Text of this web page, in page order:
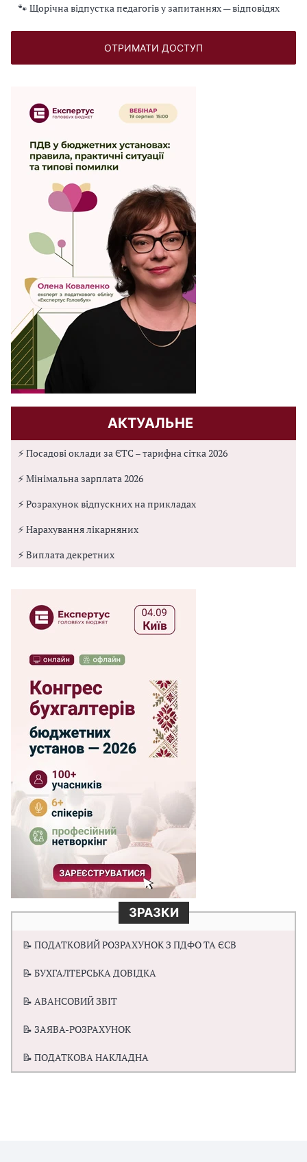
🐾 Щорічна відпустка педагогів у запитаннях — відповідях
ОТРИМАТИ ДОСТУП
АКТУАЛЬНЕ
⚡ Посадові оклади за ЄТС – тарифна сітка 2026
⚡ Мінімальна зарплата 2026
⚡ Розрахунок відпускних на прикладах
⚡ Нарахування лікарняних
⚡ Виплата декретних
ЗРАЗКИ
📝 ПОДАТКОВИЙ РОЗРАХУНОК З ПДФО ТА ЄСВ
📝 БУХГАЛТЕРСЬКА ДОВІДКА
📝 АВАНСОВИЙ ЗВІТ
📝 ЗАЯВА-РОЗРАХУНОК
📝 ПОДАТКОВА НАКЛАДНА